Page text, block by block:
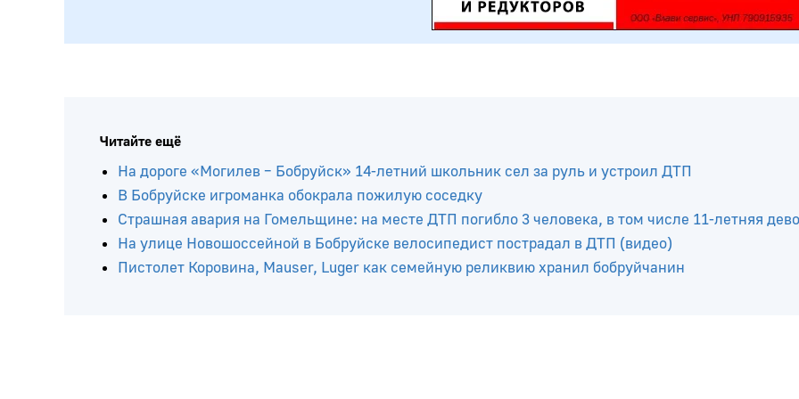
Читайте ещё
На дороге «Могилев – Бобруйск» 14-летний школьник сел за руль и устроил ДТП
В Бобруйске игроманка обокрала пожилую соседку
Страшная авария на Гомельщине: на месте ДТП погибло 3 человека, в том числе 11-летняя
На улице Новошоссейной в Бобруйске велосипедист пострадал в ДТП (видео)
Пистолет Коровина, Mauser, Luger как семейную реликвию хранил бобруйчанин